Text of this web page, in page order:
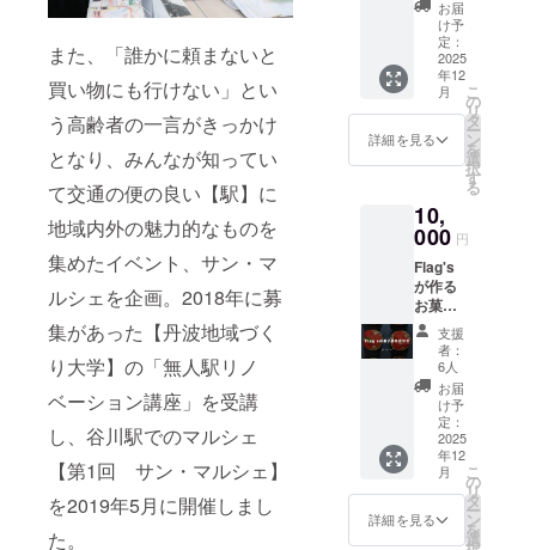
また、「誰かに頼まないと
買い物にも行けない」とい
う高齢者の一言がきっかけ
となり、みんなが知ってい
て交通の便の良い【駅】に
地域内外の魅力的なものを
集めたイベント、サン・マ
ルシェを企画。2018年に募
集があった【丹波地域づく
り大学】の「無人駅リノ
ベーション講座」を受講
し、谷川駅でのマルシェ
【第1回 サン・マルシェ】
を2019年5月に開催しまし
た。
す。
【焼き
菓子
セッ
ト】内
容量5個
（常温
保存）
※賞味期
以上
残って
いるも
のを発
送しま
す ※原
料の一
部に
卵・小
麦を含
料及び
添加物
等の食
品表示
はお届
けの商
お届
け予
定：
2025
年12
月
詳細を見る
こ
の
リ
タ
ー
ン
を
選
択
す
る
10,
000 円
Flag's
が作る
お菓子
の詰め
合わせ
(スペ
シャル
バー
ジョン)
と No
name
coffee
のド
リップ
バッグ
支援
者：
6人
お届
け予
定：
2025
年12
月
詳細を見る
こ
の
リ
タ
ー
ン
を
選